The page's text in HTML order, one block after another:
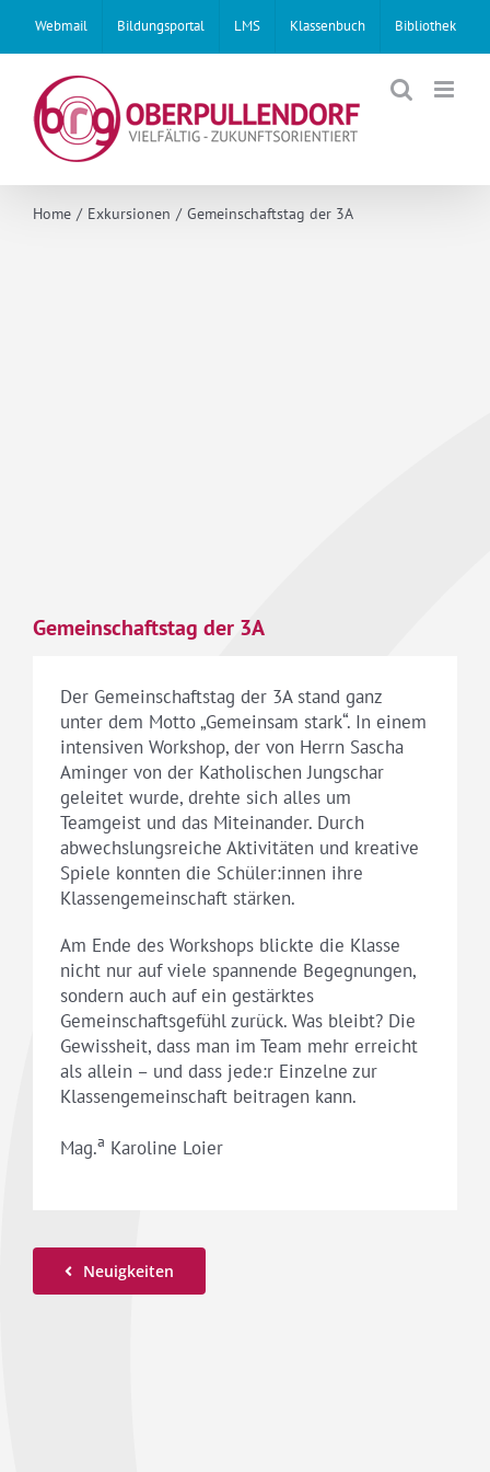
content
Webmail Bildungsportal LMS Klassenbuch Bibliothek
Home Exkursionen Gemeinschaftstag der 3A
Gemeinschaftstag der 3A
Der Gemeinschaftstag der 3A stand ganz
unter dem Motto „Gemeinsam stark“. In einem
intensiven Workshop, der von Herrn Sascha
Aminger von der Katholischen Jungschar
geleitet wurde, drehte sich alles um
Teamgeist und das Miteinander. Durch
abwechslungsreiche Aktivitäten und kreative
Spiele konnten die Schüler:innen ihre
Klassengemeinschaft stärken.
Am Ende des Workshops blickte die Klasse
nicht nur auf viele spannende Begegnungen,
sondern auch auf ein gestärktes
Gemeinschaftsgefühl zurück. Was bleibt? Die
Gewissheit, dass man im Team mehr erreicht
als allein – und dass jede:r Einzelne zur
Klassengemeinschaft beitragen kann.
Mag.a Karoline Loier
Neuigkeiten